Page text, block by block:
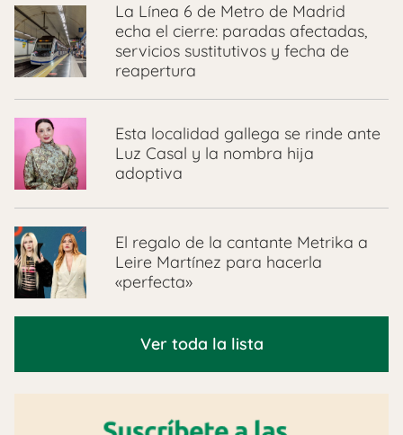
La Línea 6 de Metro de Madrid
echa el cierre: paradas afectadas,
servicios sustitutivos y fecha de
reapertura
Esta localidad gallega se rinde ante
Luz Casal y la nombra hija
adoptiva
El regalo de la cantante Metrika a
Leire Martínez para hacerla
«perfecta»
Ver toda la lista